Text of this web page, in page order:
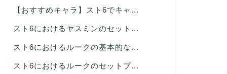
【おすすめキャラ】スト6でキャ...
スト6におけるヤスミンのセット...
スト6におけるルークの基本的な...
スト6におけるルークのセットプ...